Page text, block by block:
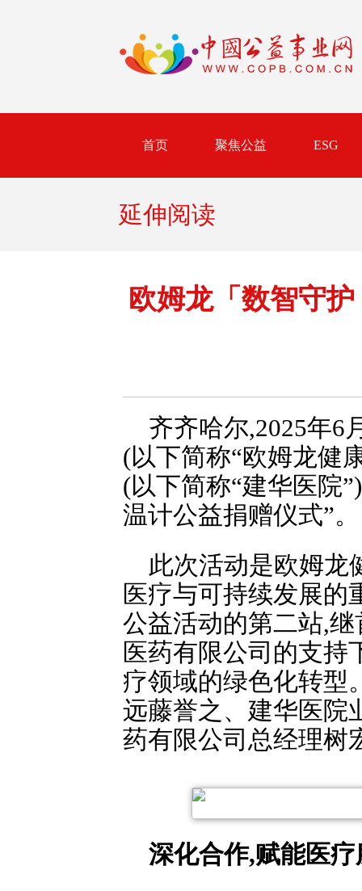
首页 聚焦公益 ESG
延伸阅读
欧姆龙「数智守
齐齐哈尔,2025年
(以下简称“欧姆龙健
(以下简称“建华医院
温计公益捐赠仪式”。
此次活动是欧姆龙
医疗与可持续发展的
公益活动的第二站,
医药有限公司的支持
疗领域的绿色化转型
远藤誉之、建华医院
药有限公司总经理树
深化合作,赋能医